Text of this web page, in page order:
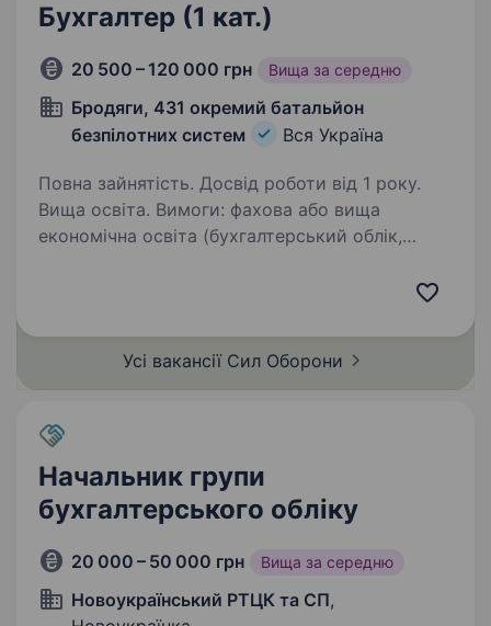
Бухгалтер (1 кат.)
20 500 – 120 000 грн Вища за середню
Бродяги, 431 окремий батальйон
безпілотних систем
Вся Україна
Повна зайнятість. Досвід роботи від 1 року.
Вища освіта. Вимоги: фахова або вища
економічна освіта (бухгалтерський облік,
впевнений користувач ПК (MS Office), знання
Казначейство»; вільне…
Усі вакансії Сил Оборони
Начальник групи
бухгалтерського обліку
20 000 – 50 000 грн Вища за середню
Новоукраїнський РТЦК та СП,